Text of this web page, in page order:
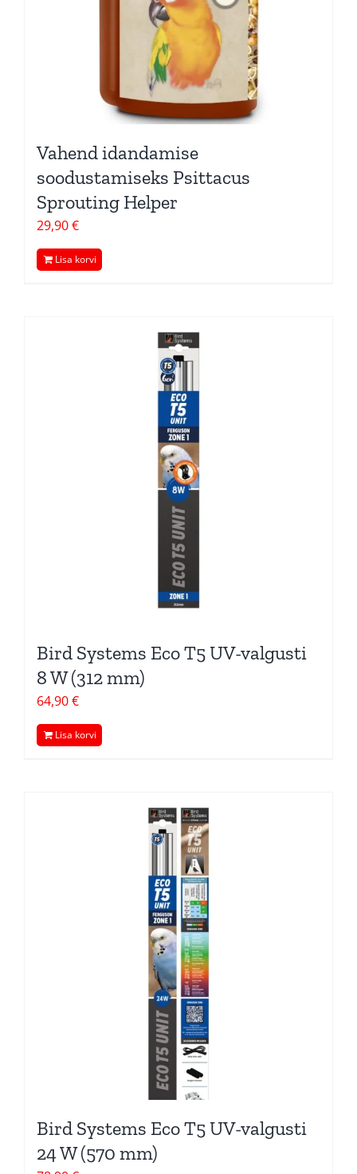
Vahend idandamise
soodustamiseks Psittacus
Sprouting Helper
29,90€
Lisa korvi
Bird Systems Eco T5 UV-valgusti
8 W (312 mm)
64,90€
Lisa korvi
Bird Systems Eco T5 UV-valgusti
24 W (570 mm)